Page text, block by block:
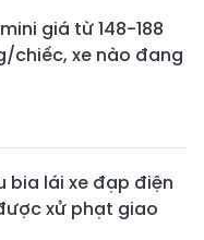
giá từ 148-188
chiếc, xe nào đang
bia lái xe đạp điện
xử phạt giao